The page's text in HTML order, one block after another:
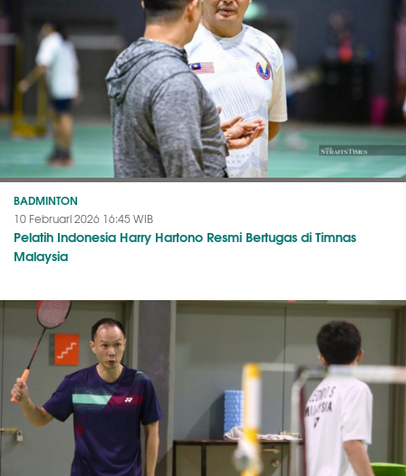
BADMINTON
10 Februari 2026 16:45 WIB
Pelatih Indonesia Harry Hartono Resmi Bertugas di Timnas
Malaysia